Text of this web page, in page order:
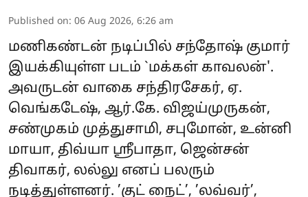
Published on: 06 Aug 2026, 6:26 am
மணிகண்டன் நடிப்பில் சந்தோஷ் குமார்
இயக்கியுள்ள படம் `மக்கள் காவலன்'.
அவருடன் வாகை சந்திரசேகர், ஏ.
வெங்கடேஷ், ஆர்.கே. விஜய்முருகன்,
சண்முகம் முத்துசாமி, சபுமோன், உன்னி
மாயா, திவ்யா ஸ்ரீபாதா, ஜென்சன்
திவாகர், லல்லு எனப் பலரும்
நடித்துள்ளனர். ’குட் நைட்’, ’லவ்வர்’,